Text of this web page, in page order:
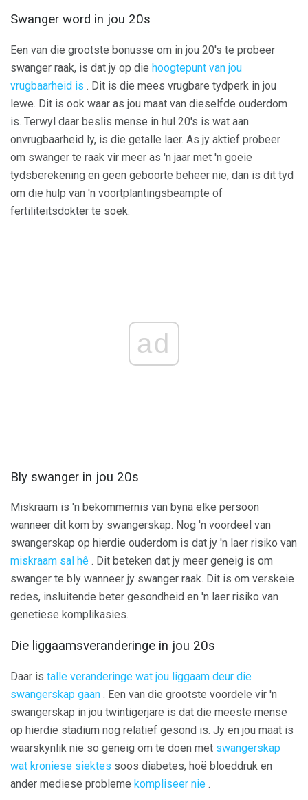
Swanger word in jou 20s
Een van die grootste bonusse om in jou 20's te probeer
swanger raak, is dat jy op die hoogtepunt van jou
vrugbaarheid is . Dit is die mees vrugbare tydperk in jou
lewe. Dit is ook waar as jou maat van dieselfde ouderdom
is. Terwyl daar beslis mense in hul 20's is wat aan
onvrugbaarheid ly, is die getalle laer. As jy aktief probeer
om swanger te raak vir meer as 'n jaar met 'n goeie
tydsberekening en geen geboorte beheer nie, dan is dit tyd
om die hulp van 'n voortplantingsbeampte of
fertiliteitsdokter te soek.
ad
Bly swanger in jou 20s
Miskraam is 'n bekommernis van byna elke persoon
wanneer dit kom by swangerskap. Nog 'n voordeel van
swangerskap op hierdie ouderdom is dat jy 'n laer risiko van
miskraam sal hê . Dit beteken dat jy meer geneig is om
swanger te bly wanneer jy swanger raak. Dit is om verskeie
redes, insluitende beter gesondheid en 'n laer risiko van
genetiese komplikasies.
Die liggaamsveranderinge in jou 20s
Daar is talle veranderinge wat jou liggaam deur die
swangerskap gaan . Een van die grootste voordele vir 'n
swangerskap in jou twintigerjare is dat die meeste mense
op hierdie stadium nog relatief gesond is. Jy en jou maat is
waarskynlik nie so geneig om te doen met swangerskap
wat kroniese siektes soos diabetes, hoë bloeddruk en
ander mediese probleme kompliseer nie .